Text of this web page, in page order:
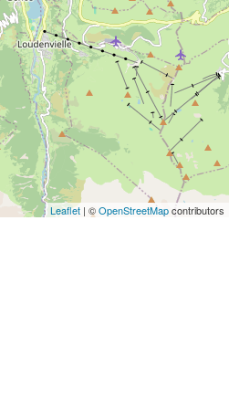
Leaflet | ©OpenStreetMapcontributors